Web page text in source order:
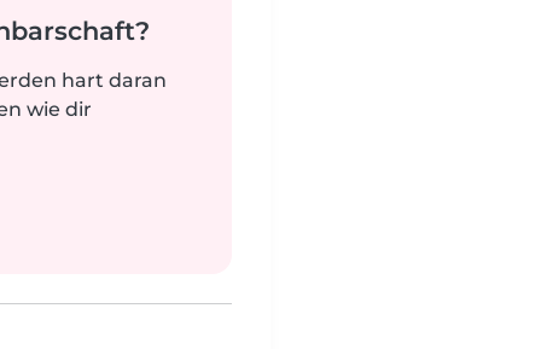
hart daran
wie dir